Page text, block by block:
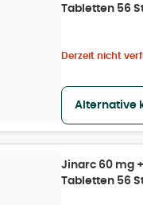
Tabletten 56
Derzeit nicht
Alternative
Jinarc 60 mg
Tabletten 56